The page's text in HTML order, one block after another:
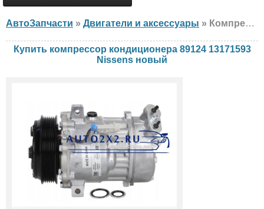
АвтоЗапчасти » Двигатели и аксессуары » Компрессор кондиционера Nissens 89124 13171593 Fiat, Opel, Saab, новый
Купить компрессор кондиционера 89124 13171593
Nissens новый